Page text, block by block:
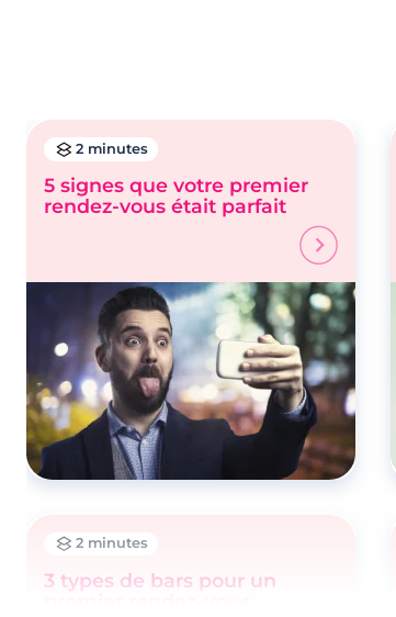
2 minutes
5 signes que votre premier
rendez-vous était parfait
2 minutes
3 types de bars pour un